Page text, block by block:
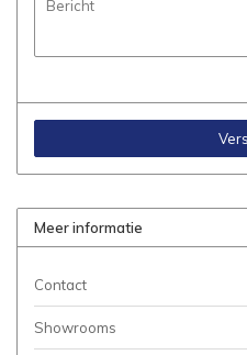
Meer informatie
Contact
Showrooms